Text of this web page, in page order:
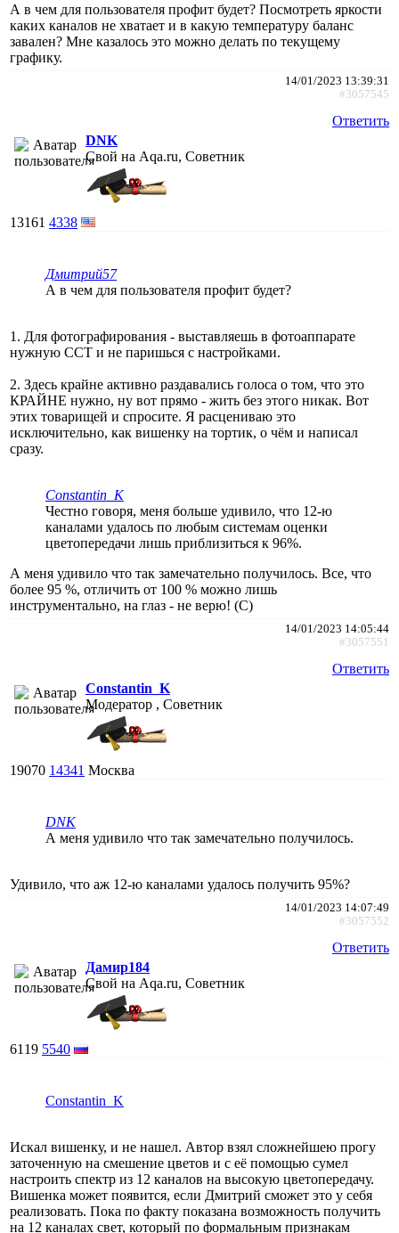
А в чем для пользователя профит будет? Посмотреть яркости
каких каналов не хватает и в какую температуру баланс
завален? Мне казалось это можно делать по текущему
графику.
14/01/2023 13:39:31
#3057545
Ответить
DNK
Свой на Aqa.ru, Советник
13161 4338
Дмитрий57
А в чем для пользователя профит будет?
1. Для фотографирования - выставляешь в фотоаппарате
нужную CCT и не паришься с настройками.
2. Здесь крайне активно раздавались голоса о том, что это
КРАЙНЕ нужно, ну вот прямо - жить без этого никак. Вот
этих товарищей и спросите. Я расцениваю это
исключительно, как вишенку на тортик, о чём и написал
сразу.
Constantin_K
Честно говоря, меня больше удивило, что 12-ю
каналами удалось по любым системам оценки
цветопередачи лишь приблизиться к 96%.
А меня удивило что так замечательно получилось. Все, что
более 95 %, отличить от 100 % можно лишь
инструментально, на глаз - не верю! (С)
14/01/2023 14:05:44
#3057551
Ответить
Constantin_K
Модератор , Советник
19070 14341 Москва
DNK
А меня удивило что так замечательно получилось.
Удивило, что аж 12-ю каналами удалось получить 95%?
14/01/2023 14:07:49
#3057552
Ответить
Дамир184
Свой на Aqa.ru, Советник
6119 5540
Constantin_K
Искал вишенку, и не нашел. Автор взял сложнейшею прогу
заточенную на смешение цветов и с её помощью сумел
настроить спектр из 12 каналов на высокую цветопередачу.
Вишенка может появится, если Дмитрий сможет это у себя
реализовать. Пока по факту показана возможность получить
на 12 каналах свет, который по формальным признакам